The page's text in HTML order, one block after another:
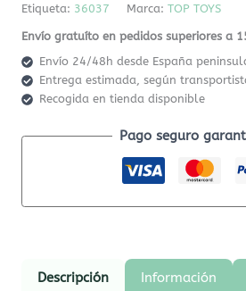
Etiqueta: 36037 Marca:TOP TOYS
Envío gratuíto en pedidos superiores a
Envío 24/48h desde España
Entrega estimada, según
Recogida en tienda disponible
Pago seguro
Descripción
Información